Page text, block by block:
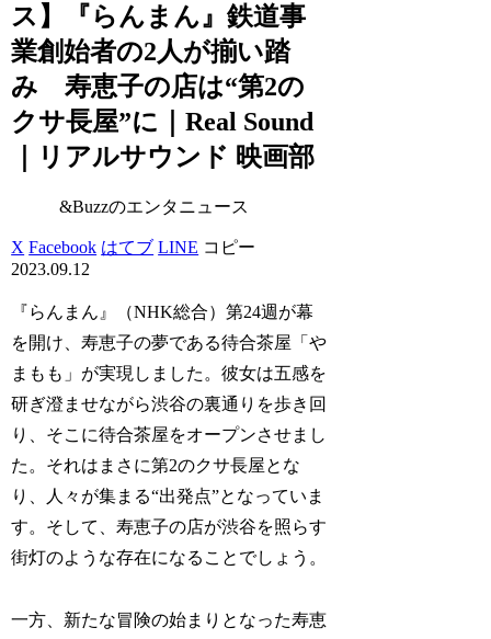
ス】『らんまん』鉄道事
業創始者の2人が揃い踏
み 寿恵子の店は“第2の
クサ長屋”に｜Real Sound
｜リアルサウンド 映画部
&Buzzのエンタニュース
X Facebook はてブ LINE コピー
2023.09.12
『らんまん』（NHK総合）第24週が幕
を開け、寿恵子の夢である待合茶屋「や
まもも」が実現しました。彼女は五感を
研ぎ澄ませながら渋谷の裏通りを歩き回
り、そこに待合茶屋をオープンさせまし
た。それはまさに第2のクサ長屋とな
り、人々が集まる“出発点”となっていま
す。そして、寿恵子の店が渋谷を照らす
街灯のような存在になることでしょう。
一方、新たな冒険の始まりとなった寿恵